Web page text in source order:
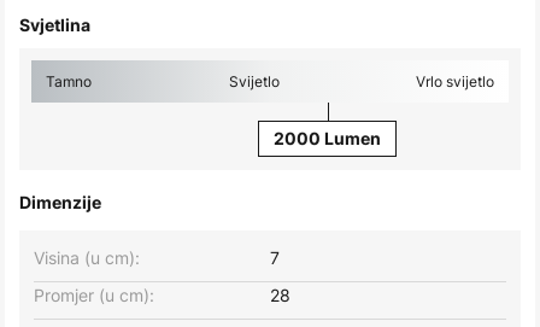
Svjetlina
Tamno Svijetlo Vrlo svijetlo
2000 Lumen
Dimenzije
Visina (u cm):
7
Promjer (u cm):
28